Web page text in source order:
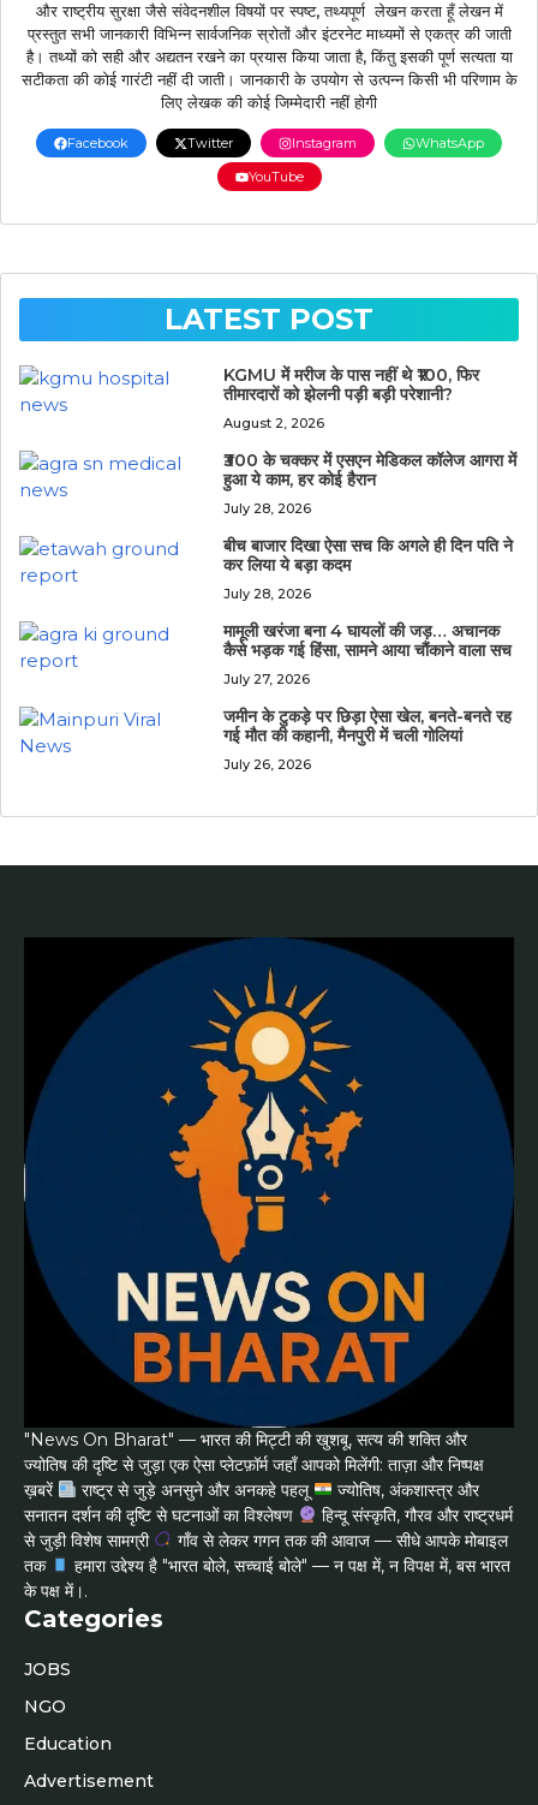
और राष्ट्रीय सुरक्षा जैसे संवेदनशील विषयों पर स्पष्ट, तथ्यपूर्ण लेखन करता हूँ लेखन में
प्रस्तुत सभी जानकारी विभिन्न सार्वजनिक स्रोतों और इंटरनेट माध्यमों से एकत्र की जाती
है। तथ्यों को सही और अद्यतन रखने का प्रयास किया जाता है, किंतु इसकी पूर्ण सत्यता या
सटीकता की कोई गारंटी नहीं दी जाती। जानकारी के उपयोग से उत्पन्न किसी भी परिणाम के
लिए लेखक की कोई जिम्मेदारी नहीं होगी
Facebook Twitter Instagram
WhatsApp
YouTube
LATEST POST
KGMU में मरीज के पास नहीं थे ₹100, फिर
तीमारदारों को झेलनी पड़ी बड़ी परेशानी?
August 2, 2026
₹300 के चक्कर में एसएन मेडिकल कॉलेज आगरा में
हुआ ये काम, हर कोई हैरान
July 28, 2026
बीच बाजार दिखा ऐसा सच कि अगले ही दिन पति ने
कर लिया ये बड़ा कदम
July 28, 2026
मामूली खरंजा बना 4 घायलों की जड़… अचानक
कैसे भड़क गई हिंसा, सामने आया चौंकाने वाला सच
July 27, 2026
जमीन के टुकड़े पर छिड़ा ऐसा खेल, बनते-बनते रह
गई मौत की कहानी, मैनपुरी में चली गोलियां
July 26, 2026
"News On Bharat" — भारत की मिट्टी की खुशबू, सत्य की शक्ति और
ज्योतिष की दृष्टि से जुड़ा एक ऐसा प्लेटफ़ॉर्म जहाँ आपको मिलेंगी: ताज़ा और निष्पक्ष
ख़बरें
राष्ट्र से जुड़े अनसुने और अनकहे पहलू
ज्योतिष, अंकशास्त्र और
सनातन दर्शन की दृष्टि से घटनाओं का विश्लेषण
हिन्दू संस्कृति, गौरव और राष्ट्रधर्म
से जुड़ी विशेष सामग्री
गाँव से लेकर गगन तक की आवाज — सीधे आपके मोबाइल
तक
हमारा उद्देश्य है "भारत बोले, सच्चाई बोले" — न पक्ष में, न विपक्ष में, बस भारत
के पक्ष में।.
Categories
JOBS
NGO
Education
Advertisement